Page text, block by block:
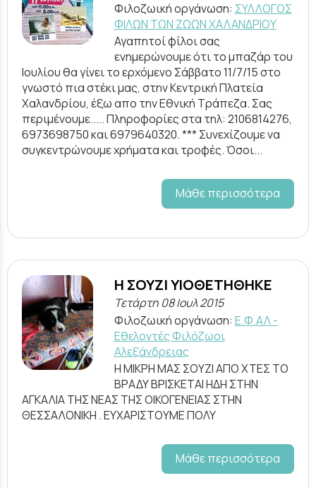
Φιλοζωική οργάνωση: ΣΥΛΛΟΓΟΣ
ΦΙΛΩΝ ΤΩΝ ΖΩΩΝ ΧΑΛΑΝΔΡΙΟΥ
Αγαπητοί φίλοι σας
ενημερώνουμε ότι το μπαζάρ του
Ιουλίου θα γίνει το ερχόμενο Σάββατο 11/7/15 στο
γνωστό πια στέκι μας, στην Κεντρική Πλατεία
Χαλανδρίου, έξω απο την Εθνική Τράπεζα. Σας
περιμένουμε..... Πληροφορίες στα τηλ: 2106814276,
6973698750 και 6979640320. *** Συνεχίζουμε να
συγκεντρώνουμε χρήματα και τροφές. Όσοι...
Μάθε περισσότερα
Η ΣΟΥΖΙ ΥΙΟΘΕΤΗΘΗΚΕ
Τετάρτη 08 Ιουλ 2015
Φιλοζωική οργάνωση: Ε.Φ.ΑΛ -
Εθελοντές Φιλόζωοι
Αλεξάνδρειας
Η ΜΙΚΡΗ ΜΑΣ ΣΟΥΖΙ ΑΠΟ ΧΤΕΣ ΤΟ
ΒΡΑΔΥ ΒΡΙΣΚΕΤΑΙ ΗΔΗ ΣΤΗΝ
ΑΓΚΑΛΙΑ ΤΗΣ ΝΕΑΣ ΤΗΣ ΟΙΚΟΓΕΝΕΙΑΣ ΣΤΗΝ
ΘΕΣΣΑΛΟΝΙΚΗ . ΕΥΧΑΡΙΣΤΟΥΜΕ ΠΟΛΥ
Μάθε περισσότερα